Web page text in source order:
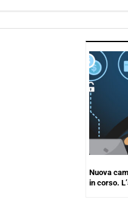
Nuova
in corso.